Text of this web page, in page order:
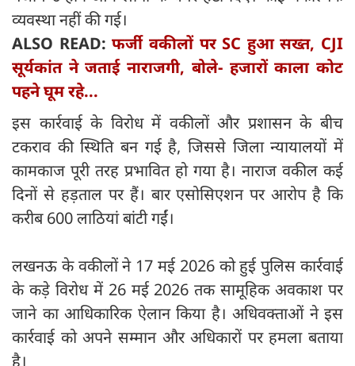
व्यवस्था नहीं की गई।
ALSO READ:फर्जी वकीलों पर SC हुआ सख्त, CJI
सूर्यकांत ने जताई नाराजगी, बोले- हजारों काला कोट
पहने घूम रहे...
इस कार्रवाई के विरोध में वकीलों और प्रशासन के बीच
टकराव की स्थिति बन गई है, जिससे जिला न्यायालयों में
कामकाज पूरी तरह प्रभावित हो गया है। नाराज वकील कई
दिनों से हड़ताल पर हैं। बार एसोसिएशन पर आरोप है कि
करीब 600 लाठियां बांटी गईं।
लखनऊ के वकीलों ने 17 मई 2026 को हुई पुलिस कार्रवाई
के कड़े विरोध में 26 मई 2026 तक सामूहिक अवकाश पर
जाने का आधिकारिक ऐलान किया है। अधिवक्ताओं ने इस
कार्रवाई को अपने सम्मान और अधिकारों पर हमला बताया
है।